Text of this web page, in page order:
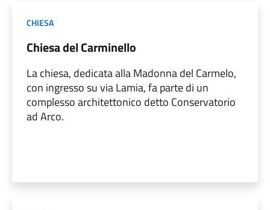
CHIESA
Chiesa del Carminello
La chiesa, dedicata alla Madonna del Carmelo,
con ingresso su via Lamia, fa parte di un
complesso architettonico detto Conservatorio
ad Arco.